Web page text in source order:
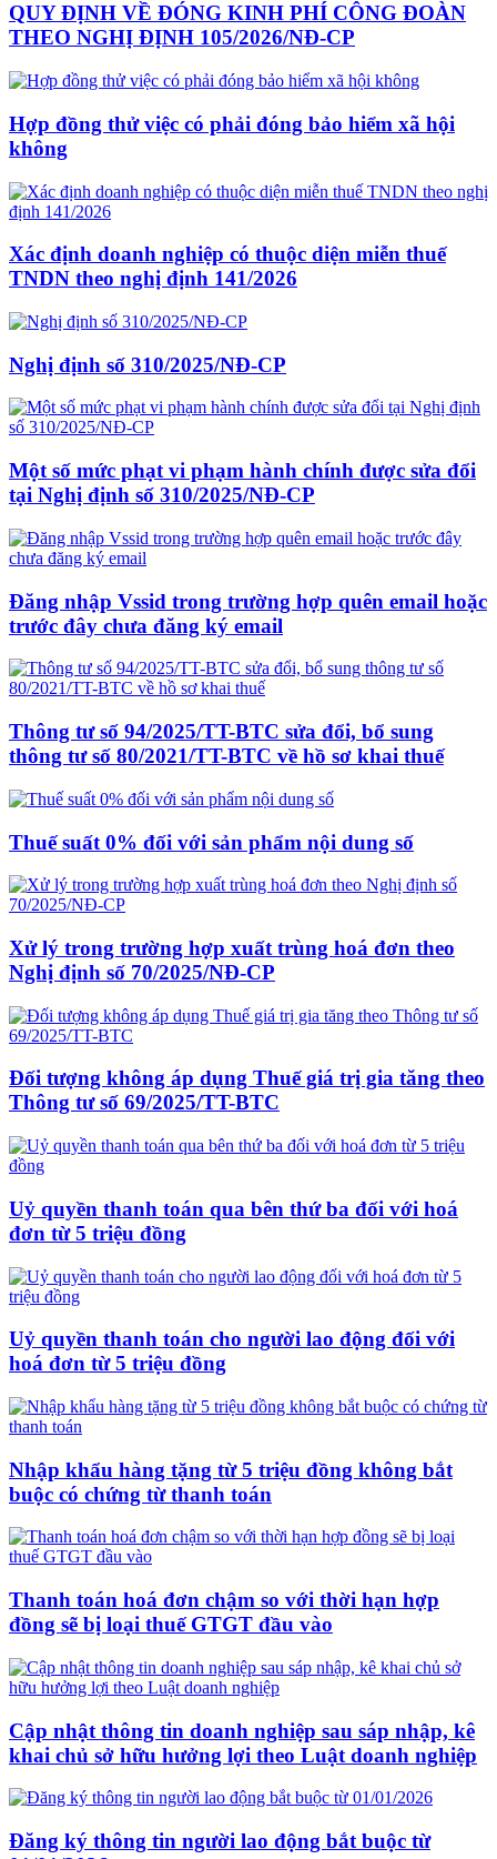
QUY ĐỊNH VỀ ĐÓNG KINH PHÍ CÔNG ĐOÀN
THEO NGHỊ ĐỊNH 105/2026/NĐ-CP
Hợp đồng thử việc có phải đóng bảo hiểm xã hội
không
Xác định doanh nghiệp có thuộc diện miễn thuế
TNDN theo nghị định 141/2026
Nghị định số 310/2025/NĐ-CP
Một số mức phạt vi phạm hành chính được sửa đổi
tại Nghị định số 310/2025/NĐ-CP
Đăng nhập Vssid trong trường hợp quên email hoặc
trước đây chưa đăng ký email
Thông tư số 94/2025/TT-BTC sửa đổi, bổ sung
thông tư số 80/2021/TT-BTC về hồ sơ khai thuế
Thuế suất 0% đối với sản phẩm nội dung số
Xử lý trong trường hợp xuất trùng hoá đơn theo
Nghị định số 70/2025/NĐ-CP
Đối tượng không áp dụng Thuế giá trị gia tăng theo
Thông tư số 69/2025/TT-BTC
Uỷ quyền thanh toán qua bên thứ ba đối với hoá
đơn từ 5 triệu đồng
Uỷ quyền thanh toán cho người lao động đối với
hoá đơn từ 5 triệu đồng
Nhập khẩu hàng tặng từ 5 triệu đồng không bắt
buộc có chứng từ thanh toán
Thanh toán hoá đơn chậm so với thời hạn hợp
đồng sẽ bị loại thuế GTGT đầu vào
Cập nhật thông tin doanh nghiệp sau sáp nhập, kê
khai chủ sở hữu hưởng lợi theo Luật doanh nghiệp
Đăng ký thông tin người lao động bắt buộc từ